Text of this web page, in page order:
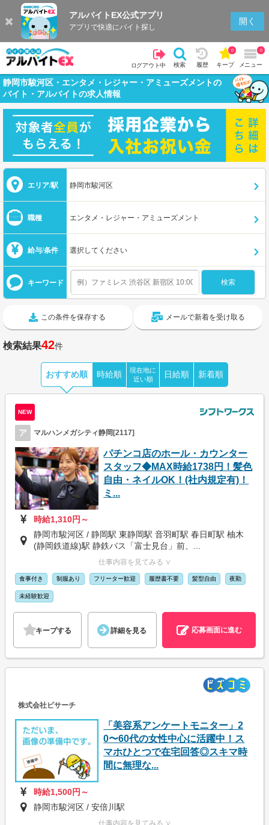
アルバイトEX公式アプリ
アプリで快適にバイト探し
開く
ログアウト中 検索 履歴 キープ
0
メニュー
0
静岡市駿河区・エンタメ・レジャー・アミューズメントの
バイト・アルバイトの求人情報
エリア/駅 静岡市駿河区
職種 エンタメ・レジャー・アミューズメント
給与/条件 選択してください
キーワード
この条件を保存する メールで新着を受け取る
検索結果42件
おすすめ順 時給順
現在地に
近い順
日給順 新着順
NEW
ア マルハンメガシティ静岡[2117]
パチンコ店のホール・カウンター
スタッフ◆MAX時給1738円！髪色
自由・ネイルOK！(社内規定有)！
ミ...
時給1,310円～
静岡市駿河区 / 静岡駅 東静岡駅 音羽町駅 春日町駅 柚木
(静岡鉄道線)駅 静鉄バス「富士見台」前、...
仕事内容を見てみる ∨
食事付き 制服あり フリーター歓迎 履歴書不要 髪型自由 夜勤
未経験歓迎
キープする 詳細を見る 応募画面に進む
株式会社ビサーチ
「美容系アンケートモニター」2
0〜60代の女性中心に活躍中！ス
マホひとつで在宅回答◎スキマ時
間に無理な...
時給1,500円～
静岡市駿河区 / 安倍川駅
仕事内容を見てみる ∨